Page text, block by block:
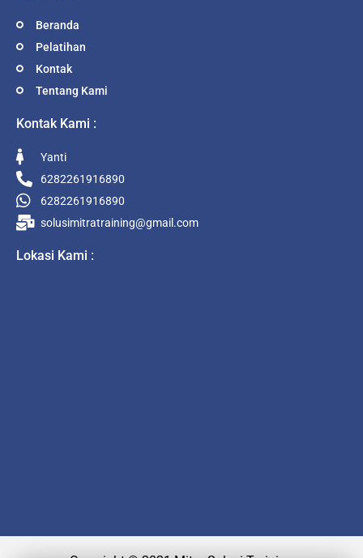
Beranda
Pelatihan
Kontak
Tentang Kami
Kontak Kami :
Yanti
6282261916890
6282261916890
solusimitratraining@gmail.com
Lokasi Kami :